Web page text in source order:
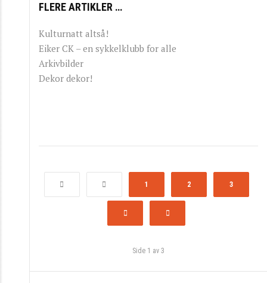
FLERE ARTIKLER …
Kulturnatt altså!
Eiker CK – en sykkelklubb for alle
Arkivbilder
Dekor dekor!
1 2 3
Side 1 av 3